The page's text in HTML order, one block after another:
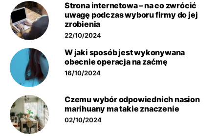
Strona internetowa – na co zwrócić
uwagę podczas wyboru firmy do jej
zrobienia
22/10/2024
W jaki sposób jest wykonywana
obecnie operacja na zaćmę
16/10/2024
Czemu wybór odpowiednich nasion
marihuany ma takie znaczenie
02/10/2024